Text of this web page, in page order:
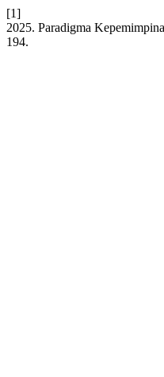
[1]
2025. Paradigma
194.